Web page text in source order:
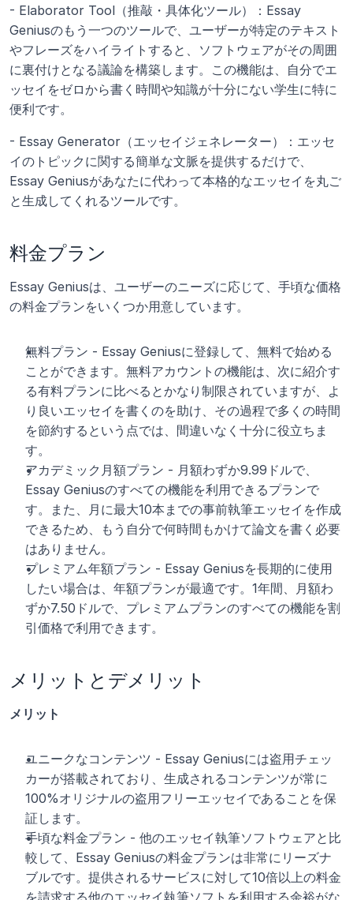
- Elaborator Tool（推敲・具体化ツール）：Essay
Geniusのもう一つのツールで、ユーザーが特定のテキスト
やフレーズをハイライトすると、ソフトウェアがその周囲
に裏付けとなる議論を構築します。この機能は、自分でエ
ッセイをゼロから書く時間や知識が十分にない学生に特に
便利です。
- Essay Generator（エッセイジェネレーター）：エッセ
イのトピックに関する簡単な文脈を提供するだけで、
Essay Geniusがあなたに代わって本格的なエッセイを丸ご
と生成してくれるツールです。
料金プラン
Essay Geniusは、ユーザーのニーズに応じて、手頃な価格
の料金プランをいくつか用意しています。
無料プラン - Essay Geniusに登録して、無料で始める
ことができます。無料アカウントの機能は、次に紹介す
る有料プランに比べるとかなり制限されていますが、よ
り良いエッセイを書くのを助け、その過程で多くの時間
を節約するという点では、間違いなく十分に役立ちま
す。
アカデミック月額プラン - 月額わずか9.99ドルで、
Essay Geniusのすべての機能を利用できるプランで
す。また、月に最大10本までの事前執筆エッセイを作成
できるため、もう自分で何時間もかけて論文を書く必要
はありません。
プレミアム年額プラン - Essay Geniusを長期的に使用
したい場合は、年額プランが最適です。1年間、月額わ
ずか7.50ドルで、プレミアムプランのすべての機能を割
引価格で利用できます。
メリットとデメリット
メリット
ユニークなコンテンツ - Essay Geniusには盗用チェッ
カーが搭載されており、生成されるコンテンツが常に
100%オリジナルの盗用フリーエッセイであることを保
証します。
手頃な料金プラン - 他のエッセイ執筆ソフトウェアと比
較して、Essay Geniusの料金プランは非常にリーズナ
ブルです。提供されるサービスに対して10倍以上の料金
を請求する他のエッセイ執筆ソフトを利用する余裕がな